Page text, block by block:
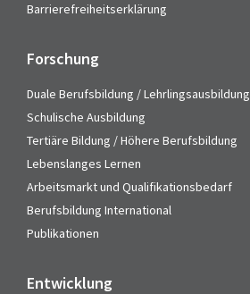
Barrierefreiheitserklärung
Forschung
Duale Berufsbildung / Lehrlingsausbildung
Schulische Ausbildung
Tertiäre Bildung / Höhere Berufsbildung
Lebenslanges Lernen
Arbeitsmarkt und Qualifikationsbedarf
Berufsbildung International
Publikationen
Entwicklung